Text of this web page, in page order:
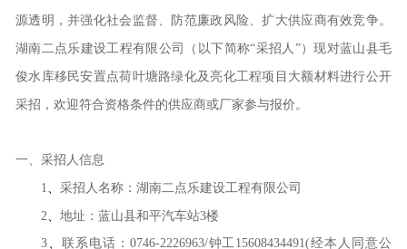
源透明，并强化社会监督、防范廉政风险、扩大供应商有效竞争。
湖南二点乐建设工程有限公司（以下简称“采招 人 ”）现对蓝山县毛
俊水库移民安置点荷叶塘路绿化及亮化工程项目大额材料进行公开
采招 ，欢迎符合资格条件的供应商或厂家参与报价。
一、 采招 人信息
1、 采招 人名称：湖南二点乐建设工程有限公司
2、 地址：蓝山县和平汽车站3楼
3、 联系电话： 0746-2226963/钟工15608434491(经本人同意公